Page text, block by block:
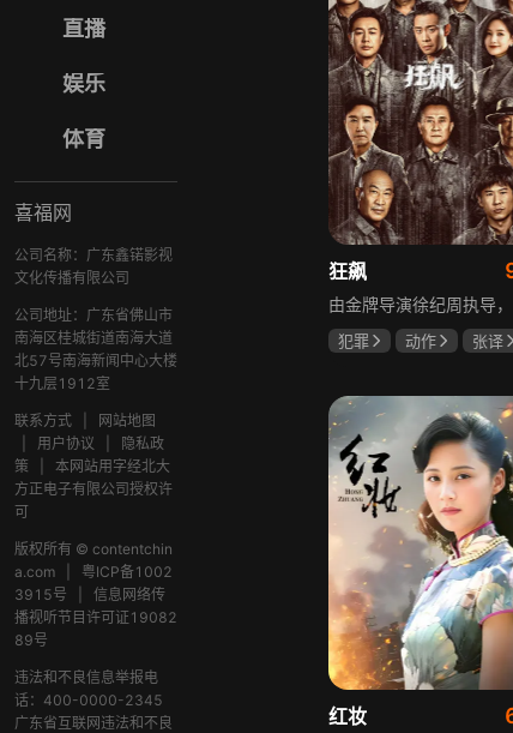
直播
娱乐
体育
喜福网
公司名称：广东鑫锘影视
文化传播有限公司
公司地址：广东省佛山市
南海区桂城街道南海大道
北57号南海新闻中心大楼
十九层1912室
联系方式
网站地图
用户协议
隐私政
策
本网站用字经北大
方正电子有限公司授权许
可
版权所有 © contentchin
a.com
粤ICP备1002
3915号
信息网络传
播视听节目许可证19082
89号
违法和不良信息举报电
话：400-0000-2345
广东省互联网违法和不良
狂飙
犯罪 动作
张译
红妆